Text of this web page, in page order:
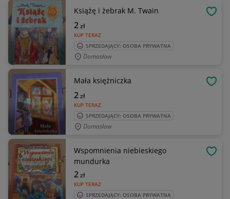
Książę i żebrak M. Twain
KUP TERAZ
2zł
SPRZEDAJĄCY: OSOBA PRYWATNA
Domasław
Mała księżniczka
KUP TERAZ
2zł
SPRZEDAJĄCY: OSOBA PRYWATNA
Domasław
Wspomnienia niebieskiego
mundurka
KUP TERAZ
2zł
SPRZEDAJĄCY: OSOBA PRYWATNA